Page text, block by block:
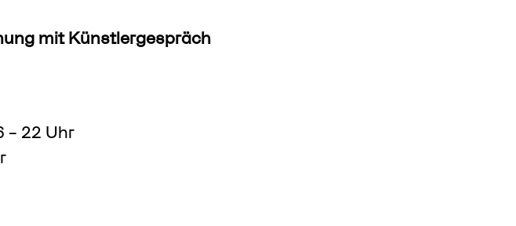
mit Künstlergespräch
– 22 Uhr